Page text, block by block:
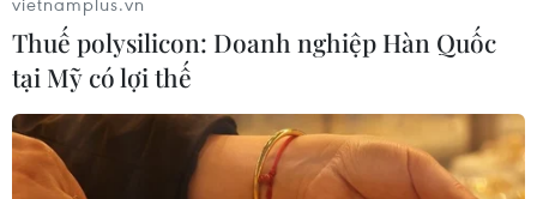
Nam Phi: Máy bay "hạ cánh" giữa
trung tâm thương mại lớn nhất
Johannesburg
26/07/2026 01:21
Thuế polysilicon: Doanh nghiệp Hàn Quốc
tại Mỹ có lợi thế